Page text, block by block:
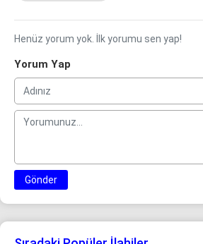
Henüz yorum yok. İlk yorumu sen yap!
Yorum Yap
Gönder